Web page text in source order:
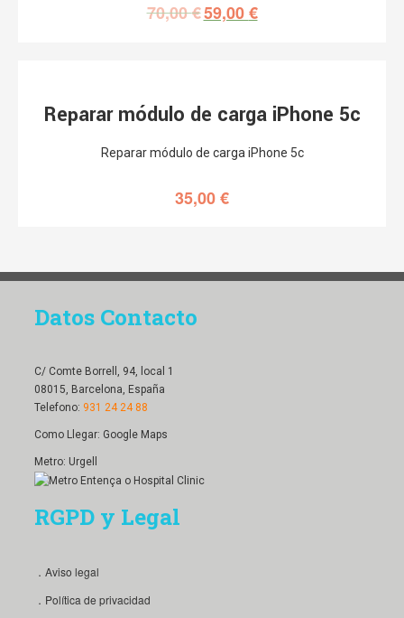
70,00€59,00€
Reparar módulo de carga iPhone 5c
Reparar módulo de carga iPhone 5c
35,00€
Datos Contacto
C/ Comte Borrell, 94, local 1
08015, Barcelona, España
Telefono: 931 24 24 88
Como Llegar: Google Maps
Metro: Urgell
RGPD y Legal
．Aviso legal
．Política de privacidad